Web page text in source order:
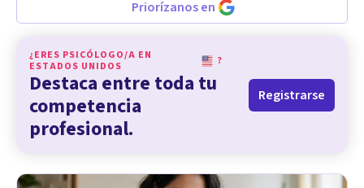
Priorízanos en
¿ERES PSICÓLOGO/A EN
ESTADOS UNIDOS
?
Destaca entre toda tu
competencia
profesional.
Registrarse